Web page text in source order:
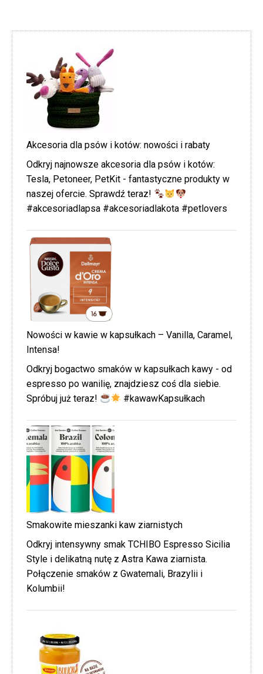
Akcesoria dla psów i kotów: nowości i rabaty
Odkryj najnowsze akcesoria dla psów i kotów:
Tesla, Petoneer, PetKit - fantastyczne produkty w
naszej ofercie. Sprawdź teraz!
#akcesoriadlapsa #akcesoriadlakota #petlovers
Nowości w kawie w kapsułkach – Vanilla, Caramel,
Intensa!
Odkryj bogactwo smaków w kapsułkach kawy - od
espresso po wanilię, znajdziesz coś dla siebie.
Spróbuj już teraz!
#kawawKapsułkach
Smakowite mieszanki kaw ziarnistych
Odkryj intensywny smak TCHIBO Espresso Sicilia
Style i delikatną nutę z Astra Kawa ziarnista.
Połączenie smaków z Gwatemali, Brazylii i
Kolumbii!